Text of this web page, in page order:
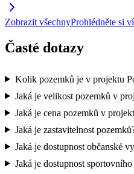
Zobrazit všechnyProhlédněte si
Časté dotazy
Kolik pozemků je v projektu
Jaká je velikost pozemků v
Jaká je cena pozemků v
Jaká je zastavitelnost
Jaká je dostupnost občanské
Jaká je dostupnost